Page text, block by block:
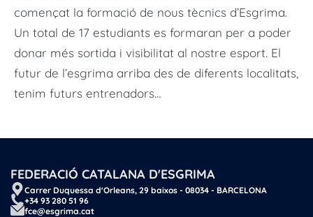
començat la formació de nous tècnics d’Esgrima.
Un total de 17 estudiants es formaran per a poder
donar més sortida i visibilitat al nostre esport. El
futur de l’esgrima arriba des de diferents localitats,
tenim futurs entrenadors…
FEDERACIÓ CATALANA D'ESGRIMA
Carrer Duquessa d'Orleans, 29 baixos - 08034 - BARCELONA
+34 93 280 51 96
fce@esgrima.cat